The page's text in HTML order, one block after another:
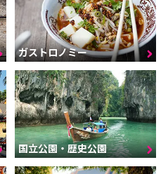
ナコーンシータマラート
パッタルン
サトゥーン
スラーターニー
ガストロノミー
国立公園・歴史公園